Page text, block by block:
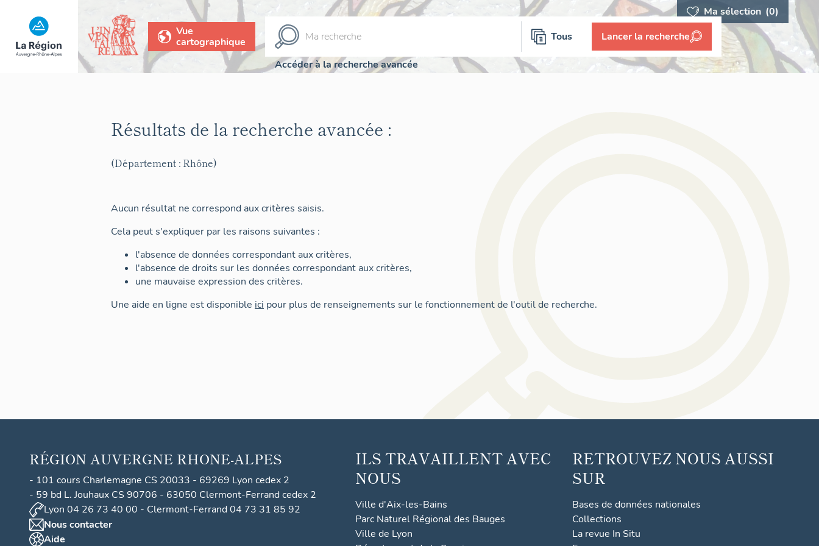
Ma sélection (0)
Vue
cartographique
Tous Lancer la recherche
Accéder à la recherche avancée
Résultats de la recherche avancée :
(Département : Rhône)
Aucun résultat ne correspond aux critères saisis.
Cela peut s'expliquer par les raisons suivantes :
l'absence de données correspondant aux critères,
l'absence de droits sur les données correspondant aux critères,
une mauvaise expression des critères.
Une aide en ligne est disponible ici pour plus de renseignements sur le fonctionnement de l'outil de recherche.
RÉGION AUVERGNE RHONE-ALPES
- 101 cours Charlemagne CS 20033 - 69269 Lyon cedex 2
- 59 bd L. Jouhaux CS 90706 - 63050 Clermont-Ferrand cedex 2
Lyon 04 26 73 40 00 - Clermont-Ferrand 04 73 31 85 92
Nous contacter
Aide
ILS TRAVAILLENT AVEC
NOUS
Ville d'Aix-les-Bains
Parc Naturel Régional des Bauges
Ville de Lyon
RETROUVEZ NOUS AUSSI
SUR
Bases de données nationales
Collections
La revue In Situ